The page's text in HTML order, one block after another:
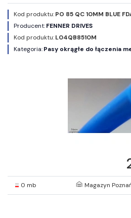
Kod produktu:PO 85 QC 10MM BLUE
Producent:FENNER DRIVES
Kod produktu:L04QB8510M
Kategoria:Pasy okrągłe do łączenia
0 mb Magazyn